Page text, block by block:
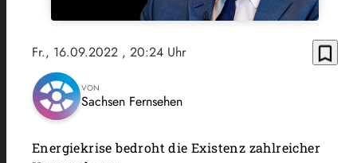
Fr., 16.09.2022 , 20:24 Uhr bookmark_border
VON
Sachsen Fernsehen
Energiekrise bedroht die Existenz zahlreicher